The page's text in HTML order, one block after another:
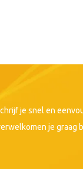
je snel en
je graag